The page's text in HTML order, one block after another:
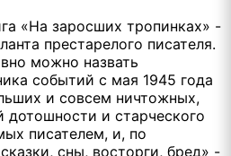
«На заросших тропинках» -
престарелого писателя.
можно назвать
событий с мая 1945 года
и совсем ничтожных,
дотошности и старческого
писателем, и, по
сны, восторги, бред» -